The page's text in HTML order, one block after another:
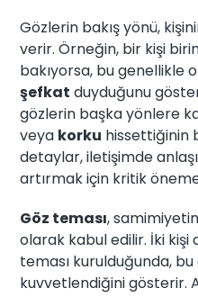
Gözlerin bakış yönü,
verir. Örneğin, bir kişi
bakıyorsa, bu genellikle
şefkat duyduğunu
gözlerin başka yönlere
veya korku hissettiğinin
detaylar, iletişimde
artırmak için kritik
Göz teması,
olarak kabul edilir. İki kişi
teması kurulduğunda,
kuvvetlendiğini gösterir.